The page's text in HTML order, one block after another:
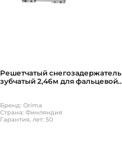
Решетчатый снегозадержатель
зубчатый 2,46м для фальцевой
Бренд: Orima
Страна: Финляндия
Гарантия, лет: 50